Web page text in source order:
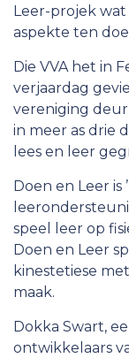
Werk vir die ATKV
Leer-projek
aspekte ten
Die VVA het in
verjaardag
vereniging deur
in meer as drie
lees en leer
Doen en Leer is
speel leer op
Doen en Leer
kinestetiese
maak.
Dokka Swart,
ontwikkelaars